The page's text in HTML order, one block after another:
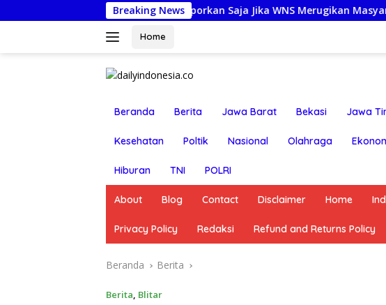
ke
Breaking News
Jembrana: Laporkan Saja Jika WNS Merugikan Masyarakat, Ketua
Home
Beranda Berita Jawa Barat Bekasi Jawa
Kesehatan Poltik Nasional Olahraga
Hiburan TNI POLRI
About Blog Contact Disclaimer Home
Privacy Policy Redaksi Refund and Returns Policy
Beranda Berita
Berita, Blitar